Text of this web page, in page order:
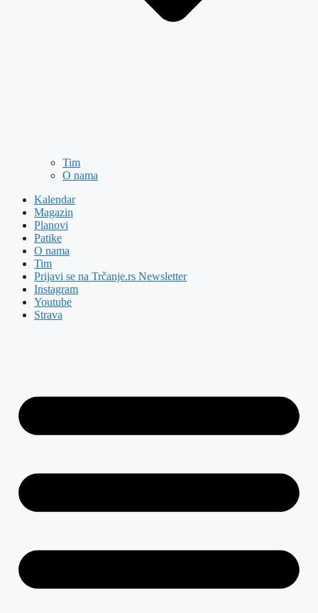
Tim
O nama
Kalendar
Magazin
Planovi
Patike
O nama
Tim
Prijavi se na Trčanje.rs Newsletter
Instagram
Youtube
Strava